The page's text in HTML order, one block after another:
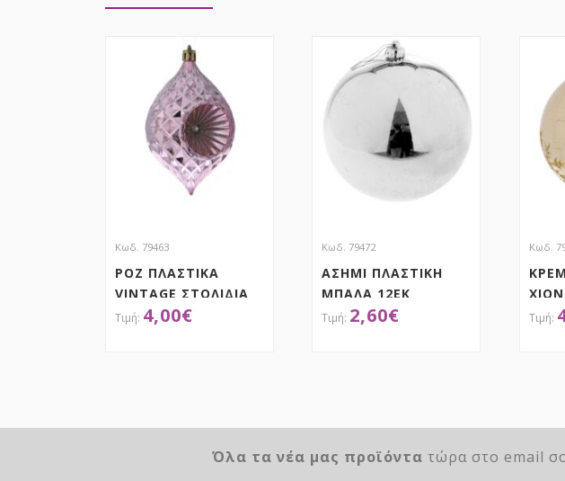
Κωδ. 79463
ΡΟΖ ΠΛΑΣΤΙΚΑ
VINTAGE ΣΤΟΛΙΔΙΑ
ΣΕΤ 4 6.5X11EK
4,00€
Κωδ. 79472
ΑΣΗΜΙ ΠΛΑΣΤΙΚΗ
ΜΠΑΛΑ 12ΕΚ
2,60€
Κωδ.
Όλα τα νέα μας προϊόντα τώρα στο email